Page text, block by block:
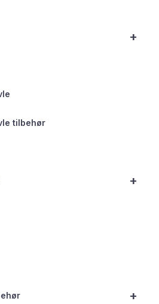
+
tilbehør
+
+